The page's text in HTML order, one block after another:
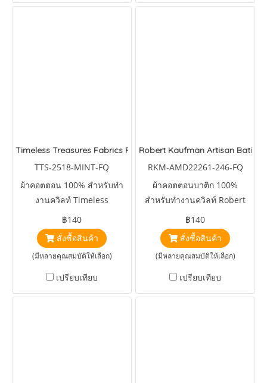
Timeless Treasures Fabrics Frost Tonka Batiks Splash Floral
TTS-2518-MINT-FQ
ผ้าคอตตอน 100% สำหรับทำ
งานควิลท์ Timeless
Treasures Fabrics Tonka
Batiks Splash Floral and
Dots Mint
฿140
สั่งซื้อสินค้า
(มีหลายคุณสมบัติให้เลือก)
เปรียบเทียบ
Robert Kaufman Artisan Batiks
RKM-AMD22261-246-FQ
ผ้าคอตตอนบาติก 100%
สำหรับทำงานควิลท์ Robert
Kaufman Artisan Batiks
Celestial Starburst Water
฿140
สั่งซื้อสินค้า
(มีหลายคุณสมบัติให้เลือก)
เปรียบเทียบ